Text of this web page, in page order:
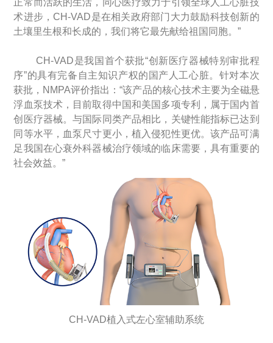
术进步，CH-VAD是在相关政府部门大力鼓励科技创新的
土壤里生根和长成的，我们将它最先献给祖国同胞。”
CH-VAD是我国首个获批“创新医疗器械特别审批程
序”的具有完备自主知识产权的国产人工心脏。针对本次
获批，NMPA评价指出：“该产品的核心技术主要为全磁悬
浮血泵技术，目前取得中国和美国多项专利，属于国内首
创医疗器械。与国际同类产品相比，关键性能指标已达到
同等水平，血泵尺寸更小，植入侵犯性更优。该产品可满
足我国在心衰外科器械治疗领域的临床需要，具有重要的
社会效益。”
CH-VAD植入式左心室辅助系统